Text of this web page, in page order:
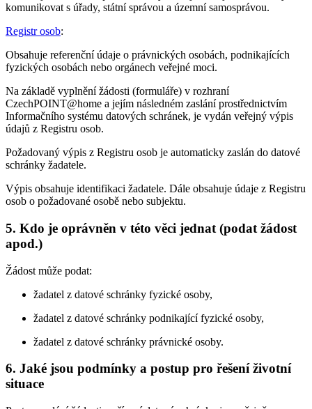
komunikovat s úřady, státní správou a územní samosprávou.
Registr osob:
Obsahuje referenční údaje o právnických osobách, podnikajících
fyzických osobách nebo orgánech veřejné moci.
Na základě vyplnění žádosti (formuláře) v rozhraní
CzechPOINT@home a jejím následném zaslání prostřednictvím
Informačního systému datových schránek, je vydán veřejný výpis
údajů z Registru osob.
Požadovaný výpis z Registru osob je automaticky zaslán do datové
schránky žadatele.
Výpis obsahuje identifikaci žadatele. Dále obsahuje údaje z Registru
osob o požadované osobě nebo subjektu.
5. Kdo je oprávněn v této věci jednat (podat žádost
apod.)
Žádost může podat:
žadatel z datové schránky fyzické osoby,
žadatel z datové schránky podnikající fyzické osoby,
žadatel z datové schránky právnické osoby.
6. Jaké jsou podmínky a postup pro řešení životní
situace